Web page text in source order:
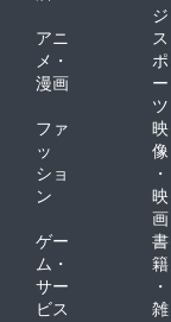
ジ
アニ
メ・
漫画
ス
ポ
ー
ツ
ファ
ッ
ショ
ン
映
像
・
映
画
ゲー
ム・
サー
ビス
書
籍
・
雑